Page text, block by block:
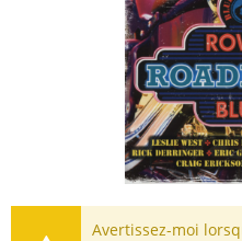
Avertissez-moi